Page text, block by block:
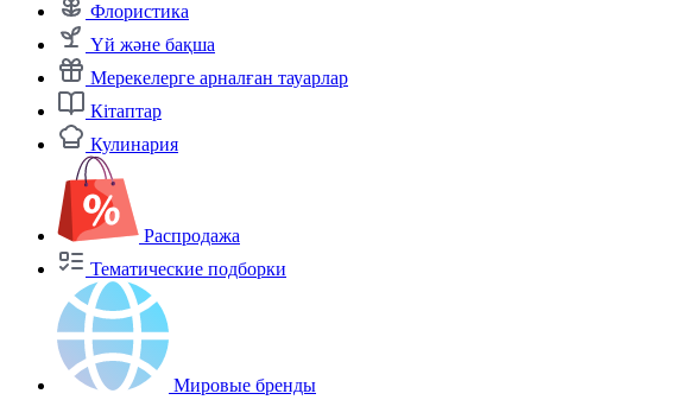
Флористика
Үй және бақша
Мерекелерге арналған тауарлар
Кітаптар
Кулинария
Распродажа
Тематические подборки
Мировые бренды